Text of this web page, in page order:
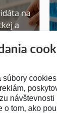
na
a
návštevnosti
o tom, ako